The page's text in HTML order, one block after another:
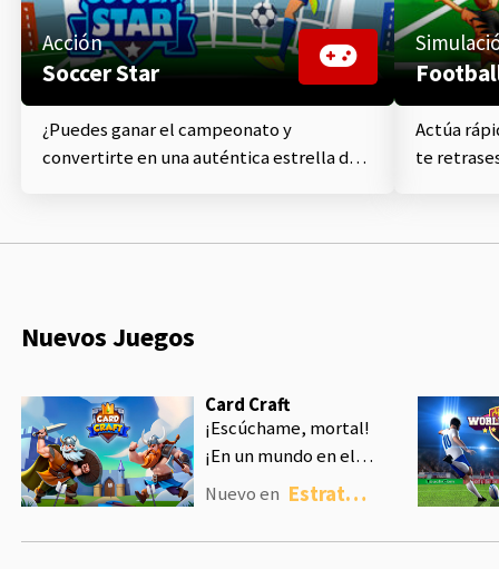
Acción
Soccer Star
¿Puedes ganar el campeonato y
convertirte en una auténtica estrella del
Actúa
te
Nuevos Juegos
Card Craft
¡Escúchame, mortal!
¡En un mundo en el
que los dioses y los
dominio de los nueve
Nuevo en Estrategia